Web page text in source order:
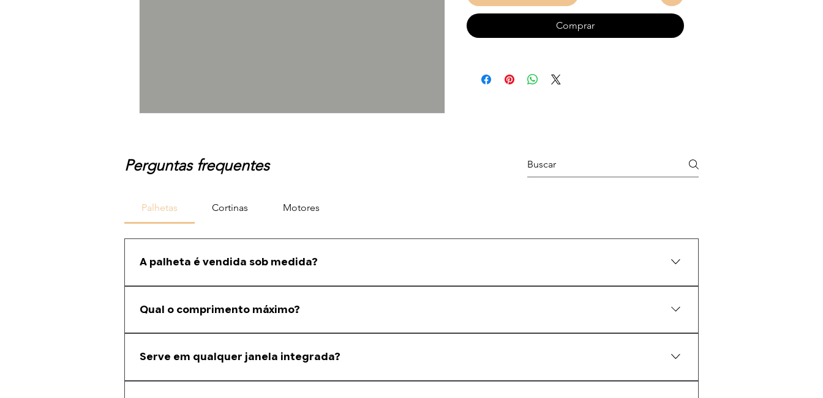
Comprar
Perguntas frequentes
Palhetas Cortinas Motores
A palheta é vendida sob medida?
Qual o comprimento máximo?
Serve em qualquer janela integrada?